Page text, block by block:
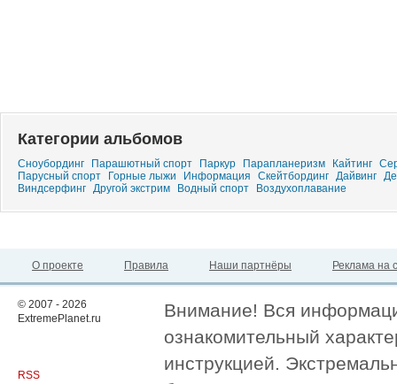
Категории альбомов
Сноубординг Парашютный спорт Паркур Парапланеризм Кайтинг
Парусный спорт
Горные лыжи Информация Скейтбординг Дайвинг
Виндсерфинг Другой экстрим Водный спорт Воздухоплавание
О проекте Правила Наши партнёры Реклама на
© 2007 - 2026
ExtremePlanet.ru
RSS
Внимание! Вся
ознакомительный
инструкцией.